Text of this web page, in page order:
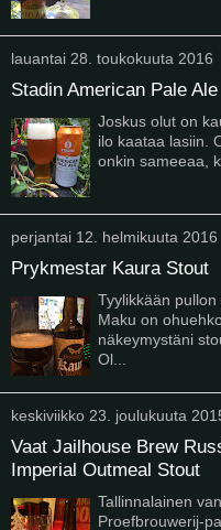
lauantai 28. toukokuuta 2016
Stadin American Pale Ale
Joskus olut on
ilo kaataa lasiin.
onkin sameeaa,
perjantai 12. helmikuuta 2016
Prykmestar Kaura Stout
Tyylikkään
Maku on
näkeymystäni
Ol...
keskiviikko 23. joulukuuta
Vaat Jailhouse Brew
Imperial Outmeal Stout
Tallinnalainen
Proefbrouwerij-